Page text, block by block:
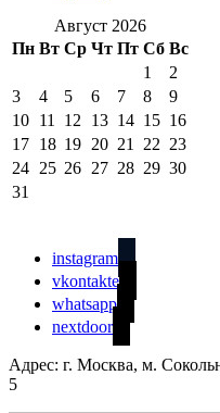
Август 2026
Пн Вт Ср Чт Пт Сб Вс
1
2
3
4 5 6 7 8
9
10 11 12 13 14 15 16
17 18 19 20 21 22 23
24 25 26 27 28 29 30
31
instagram
vkontakte
whatsapp
nextdoor
Адрес: г. Москва, м.
5